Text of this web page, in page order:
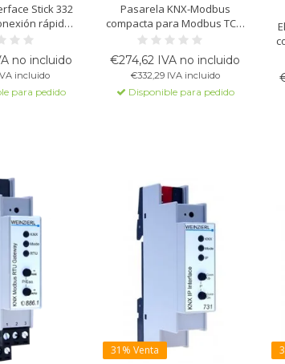
Stick 332
rápida y
y bus KNX,
más
compatible
ETS.
no incluido
incluido
para pedido
Pasarela KNX-Modbus
compacta para Modbus TCP.
Hasta 250 puntos,
Security, control local,
interfaz tunneling,
alimentación por KNX.
€274,62 IVA no incluido
€332,29 IVA incluido
Disponible para pedido
31% Venta